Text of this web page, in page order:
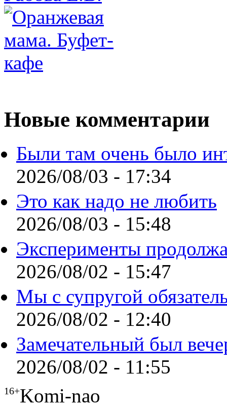
Новые комментарии
Были там очень было
2026/08/03 - 17:34
Это как надо не любить
2026/08/03 - 15:48
Эксперименты
2026/08/02 - 15:47
Мы с супругой
2026/08/02 - 12:40
Замечательный был
2026/08/02 - 11:55
16+Komi-nao